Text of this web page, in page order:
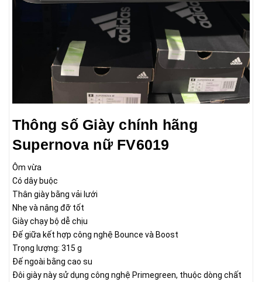
Thông số Giày chính hãng
Supernova nữ FV6019
Ôm vừa
Có dây buộc
Thân giày bằng vải lưới
Nhẹ và nâng đỡ tốt
Giày chạy bộ dễ chịu
Đế giữa kết hợp công nghệ Bounce và Boost
Trọng lượng: 315 g
Đế ngoài bằng cao su
Đôi giày này sử dụng công nghệ Primegreen, thuộc dòng chất